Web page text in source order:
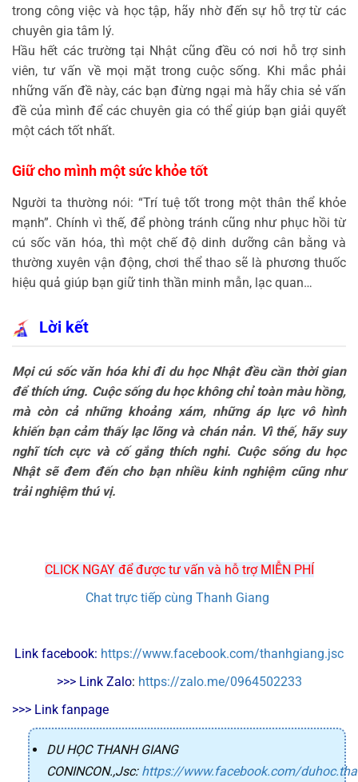
trong công việc và học tập, hãy nhờ đến sự hỗ trợ từ các
chuyên gia tâm lý.
Hầu hết các trường tại Nhật cũng đều có nơi hỗ trợ sinh
viên, tư vấn về mọi mặt trong cuộc sống. Khi mắc phải
những vấn đề này, các bạn đừng ngại mà hãy chia sẻ vấn
đề của mình để các chuyên gia có thể giúp bạn giải quyết
một cách tốt nhất.
Giữ cho mình một sức khỏe tốt
Người ta thường nói: “Trí tuệ tốt trong một thân thể khỏe
mạnh”. Chính vì thế, để phòng tránh cũng như phục hồi từ
cú sốc văn hóa, thì một chế độ dinh dưỡng cân bằng và
thường xuyên vận động, chơi thể thao sẽ là phương thuốc
hiệu quả giúp bạn giữ tinh thần minh mẫn, lạc quan…
Lời kết
Mọi cú sốc văn hóa khi đi du học Nhật đều cần thời gian
để thích ứng. Cuộc sống du học không chỉ toàn màu hồng,
mà còn cả những khoảng xám, những áp lực vô hình
khiến bạn cảm thấy lạc lõng và chán nản. Vì thế, hãy suy
nghĩ tích cực và cố gắng thích nghi. Cuộc sống du học
Nhật sẽ đem đến cho bạn nhiều kinh nghiệm cũng như
trải nghiệm thú vị.
CLICK NGAY để được tư vấn và hỗ trợ MIỄN PHÍ
Chat trực tiếp cùng Thanh Giang
Link facebook: https://www.facebook.com/thanhgiang.jsc
>>> Link Zalo: https://zalo.me/0964502233
>>> Link fanpage
DU HỌC THANH GIANG
CONINCON.,Jsc: https://www.facebook.com/